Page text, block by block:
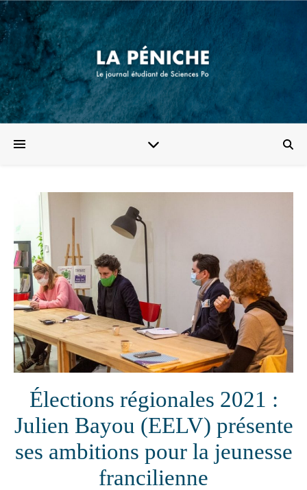
Élections régionales 2021 :
Julien Bayou (EELV) présente
ses ambitions pour la jeunesse
francilienne